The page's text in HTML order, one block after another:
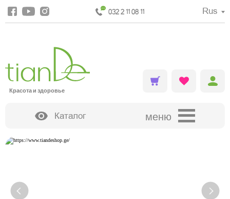
032 2 11 08 11 Rus
Красота и здоровье
Каталог меню